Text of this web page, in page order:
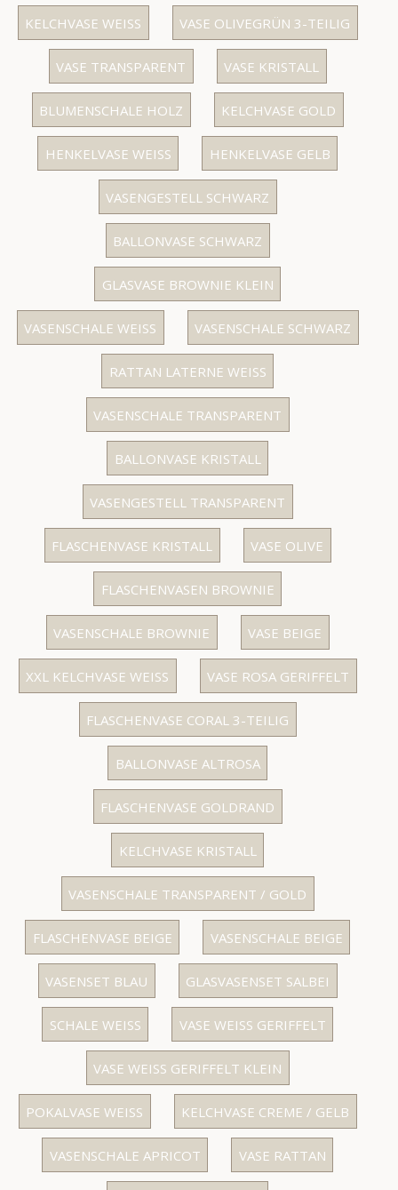
KELCHVASE WEISS VASE OLIVEGRÜN 3-TEILIG
VASE TRANSPARENT VASE KRISTALL
BLUMENSCHALE HOLZ KELCHVASE GOLD
HENKELVASE WEISS HENKELVASE GELB
VASENGESTELL SCHWARZ
BALLONVASE SCHWARZ
GLASVASE BROWNIE KLEIN
VASENSCHALE WEISS VASENSCHALE SCHWARZ
RATTAN LATERNE WEISS
VASENSCHALE TRANSPARENT
BALLONVASE KRISTALL
VASENGESTELL TRANSPARENT
FLASCHENVASE KRISTALL VASE OLIVE
FLASCHENVASEN BROWNIE
VASENSCHALE BROWNIE VASE BEIGE
XXL KELCHVASE WEISS VASE ROSA GERIFFELT
FLASCHENVASE CORAL 3-TEILIG
BALLONVASE ALTROSA
FLASCHENVASE GOLDRAND
KELCHVASE KRISTALL
VASENSCHALE TRANSPARENT / GOLD
FLASCHENVASE BEIGE VASENSCHALE BEIGE
VASENSET BLAU GLASVASENSET SALBEI
SCHALE WEISS VASE WEISS GERIFFELT
VASE WEISS GERIFFELT KLEIN
POKALVASE WEISS KELCHVASE CREME / GELB
VASENSCHALE APRICOT VASE RATTAN